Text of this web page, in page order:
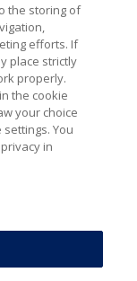
the storing of
efforts. If
place strictly
properly.
the cookie
your choice
You
in